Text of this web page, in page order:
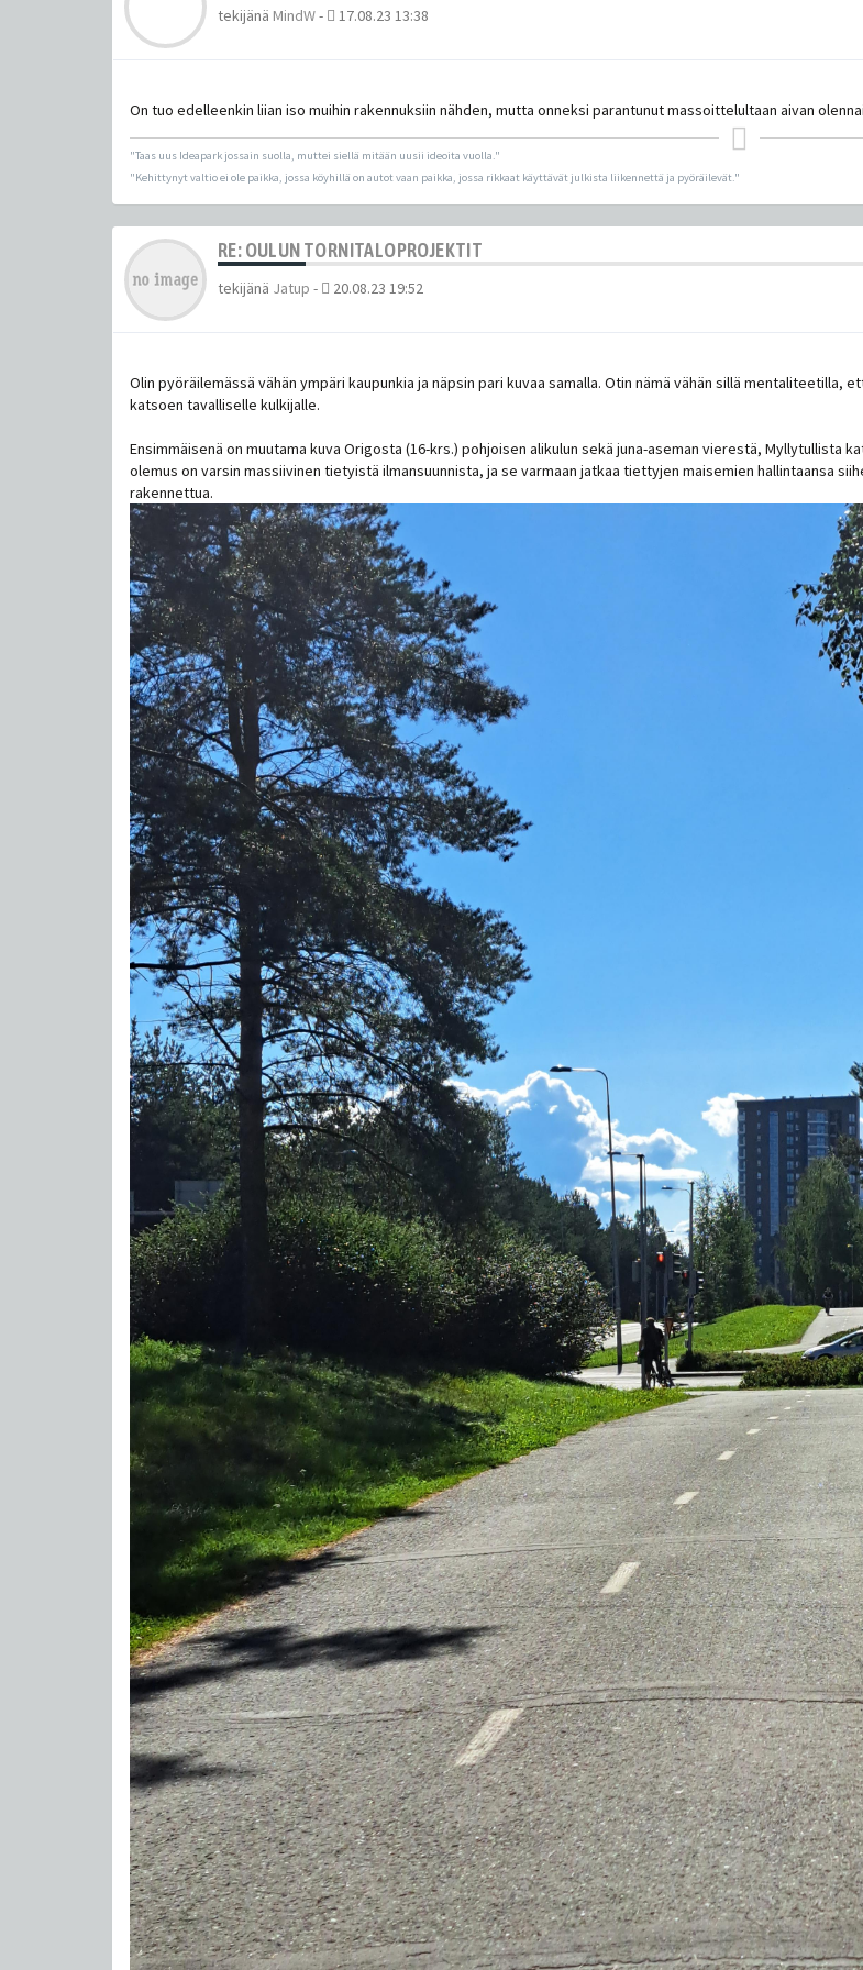
tekijänä MindW- 17.08.23 13:38
On tuo edelleenkin liian iso muihin rakennuksiin nähden, mutta onneksi parantunut massoittelultaan aivan
"Taas uus Ideapark jossain suolla, muttei siellä mitään uusii ideoita vuolla."
"Kehittynyt valtio ei ole paikka, jossa köyhillä on autot vaan paikka, jossa rikkaat käyttävät julkista liikennettä ja pyöräilevät."
RE: OULUN TORNITALOPROJEKTIT
tekijänä Jatup - 20.08.23 19:52
Olin pyöräilemässä vähän ympäri kaupunkia ja näpsin pari kuvaa samalla. Otin nämä vähän sillä
katsoen tavalliselle kulkijalle.
Ensimmäisenä on muutama kuva Origosta (16-krs.) pohjoisen alikulun sekä juna-aseman vierestä, Myllytullista
olemus on varsin massiivinen tietyistä ilmansuunnista, ja se varmaan jatkaa tiettyjen maisemien hallintaansa
rakennettua.